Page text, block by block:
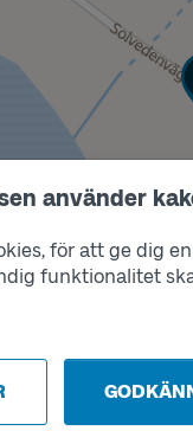
använder
för att ge dig
funktionalitet